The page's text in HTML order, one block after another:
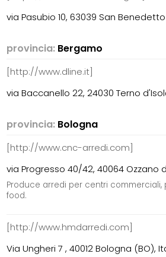
via Pasubio 10, 63039 San
provincia: Bergamo
[http://www.dline.it]
via Baccanello 22, 24030 Terno
provincia: Bologna
[http://www.cnc-arredi.com]
via Progresso 40/42, 40064 Ozzano
Produce arredi per centri commerciali,
food.
[http://www.hmdarredi.com]
Via Ungheri 7 , 40012 Bologna (BO),